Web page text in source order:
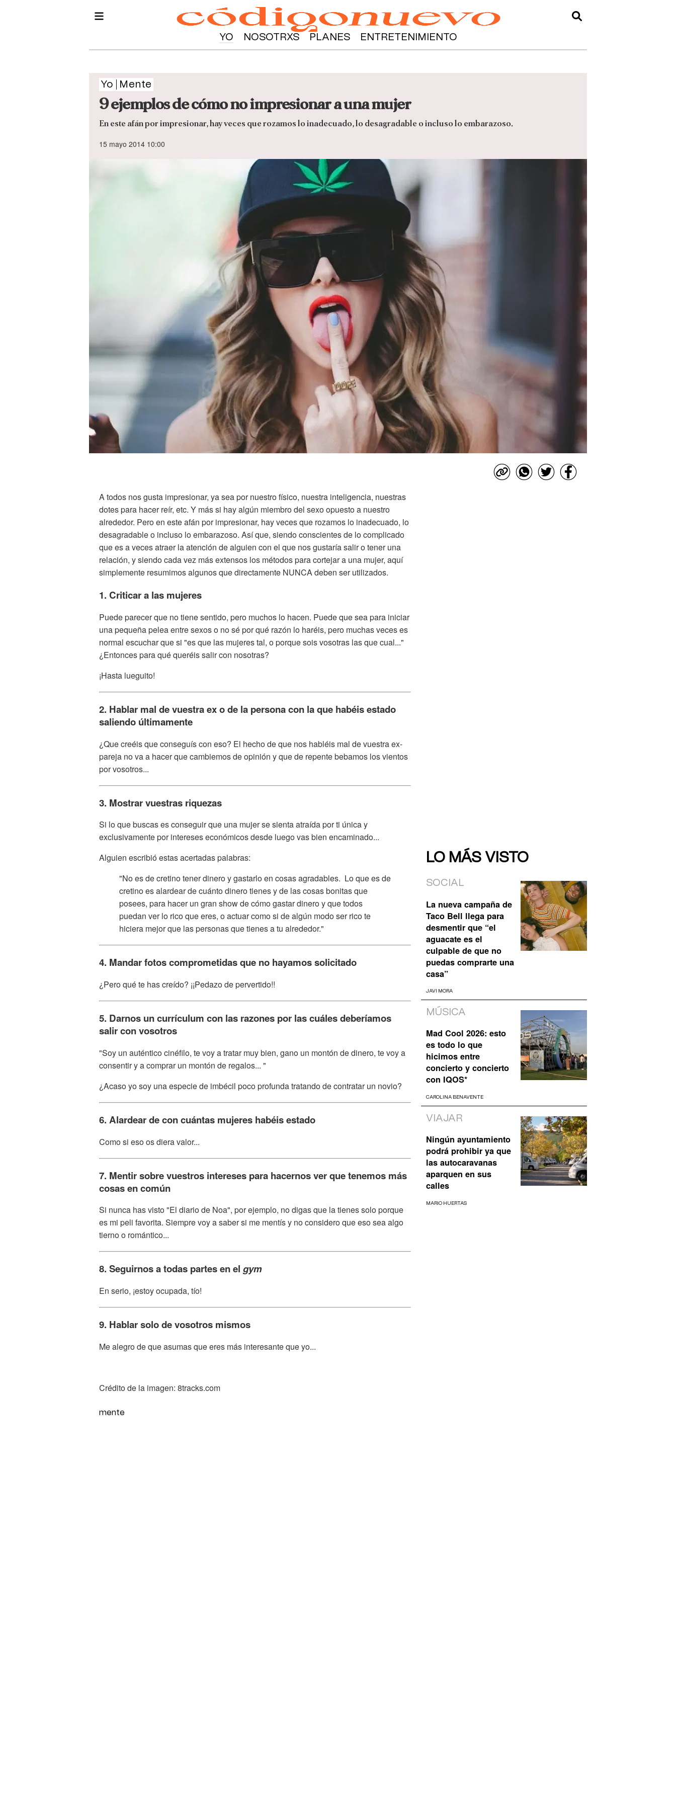
YO NOSOTRXS PLANES ENTRETENIMIENTO
Yo Mente
9 ejemplos de cómo no impresionar a una mujer
En este afán por impresionar, hay veces que rozamos lo inadecuado, lo desagradable o incluso lo embarazoso.
15 mayo 2014 10:00
A todos nos gusta impresionar, ya sea por nuestro físico, nuestra inteligencia, nuestras
dotes para hacer reír, etc. Y más si hay algún miembro del sexo opuesto a nuestro
alrededor. Pero en este afán por impresionar, hay veces que rozamos lo inadecuado, lo
desagradable o incluso lo embarazoso. Así que, siendo conscientes de lo complicado
que es a veces atraer la atención de alguien con el que nos gustaría salir o tener una
relación, y siendo cada vez más extensos los métodos para cortejar a una mujer, aquí
simplemente resumimos algunos que directamente NUNCA deben ser utilizados.
1. Criticar a las mujeres
Puede parecer que no tiene sentido, pero muchos lo hacen. Puede que sea para iniciar
una pequeña pelea entre sexos o no sé por qué razón lo haréis, pero muchas veces es
normal escuchar que si "es que las mujeres tal, o porque sois vosotras las que cual..."
¿Entonces para qué queréis salir con nosotras?
¡Hasta lueguito!
2. Hablar mal de vuestra ex o de la persona con la que habéis estado
saliendo últimamente
¿Que creéis que conseguís con eso? El hecho de que nos habléis mal de vuestra ex-
pareja no va a hacer que cambiemos de opinión y que de repente bebamos los vientos
por vosotros...
3. Mostrar vuestras riquezas
Si lo que buscas es conseguir que una mujer se sienta atraída por ti única y
exclusivamente por intereses económicos desde luego vas bien encaminado...
Alguien escribió estas acertadas palabras:
"No es de cretino tener dinero y gastarlo en cosas agradables. Lo que es de
cretino es alardear de cuánto dinero tienes y de las cosas bonitas que
posees, para hacer un gran show de cómo gastar dinero y que todos
puedan ver lo rico que eres, o actuar como si de algún modo ser rico te
hiciera mejor que las personas que tienes a tu alrededor."
4. Mandar fotos comprometidas que no hayamos solicitado
¿Pero qué te has creído? ¡¡Pedazo de pervertido!!
5. Darnos un currículum con las razones por las cuáles deberíamos
salir con vosotros
"Soy un auténtico cinéfilo, te voy a tratar muy bien, gano un montón de dinero, te voy a
consentir y a comprar un montón de regalos... "
¿Acaso yo soy una especie de imbécil poco profunda tratando de contratar un novio?
6. Alardear de con cuántas mujeres habéis estado
Como si eso os diera valor...
7. Mentir sobre vuestros intereses para hacernos ver que tenemos más
cosas en común
Si nunca has visto "El diario de Noa", por ejemplo, no digas que la tienes solo porque
es mi peli favorita. Siempre voy a saber si me mentís y no considero que eso sea algo
tierno o romántico...
8. Seguirnos a todas partes en el gym
En serio, ¡estoy ocupada, tío!
9. Hablar solo de vosotros mismos
Me alegro de que asumas que eres más interesante que yo...
Crédito de la imagen: 8tracks.com
mente
LO MÁS VISTO
SOCIAL
La nueva campaña de
Taco Bell llega para
desmentir que “el
aguacate es el
culpable de que no
puedas comprarte una
casa”
JAVI MORA
MÚSICA
Mad Cool 2026: esto
es todo lo que
hicimos entre
concierto y concierto
con IQOS*
CAROLINA BENAVENTE
VIAJAR
Ningún ayuntamiento
podrá prohibir ya que
las autocaravanas
aparquen en sus
calles
MARIO HUERTAS